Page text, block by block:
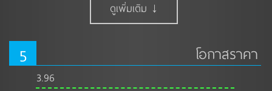
ดูเพิ่มเติม ↓
5 โอกาสราคา
3.96